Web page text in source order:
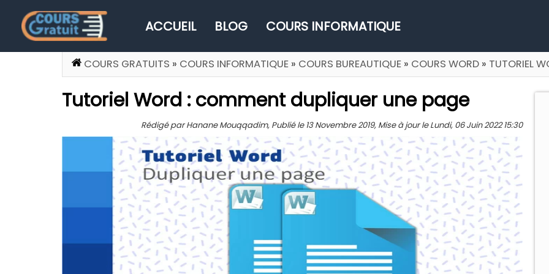
ACCUEIL BLOG COURS INFORMATIQUE
COURS GRATUITS » COURS INFORMATIQUE » COURS BUREAUTIQUE » COURS WORD » TUTORIEL
Tutoriel Word : comment dupliquer une page
Rédigé par Hanane Mouqqadim, Publié le 13 Novembre 2019, Mise à jour le Lundi, 06 Juin 2022 15:30